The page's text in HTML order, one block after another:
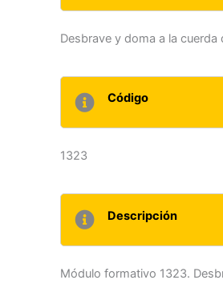
Desbrave y doma a la cuerda
Código
1323
Descripción
Módulo formativo 1323.